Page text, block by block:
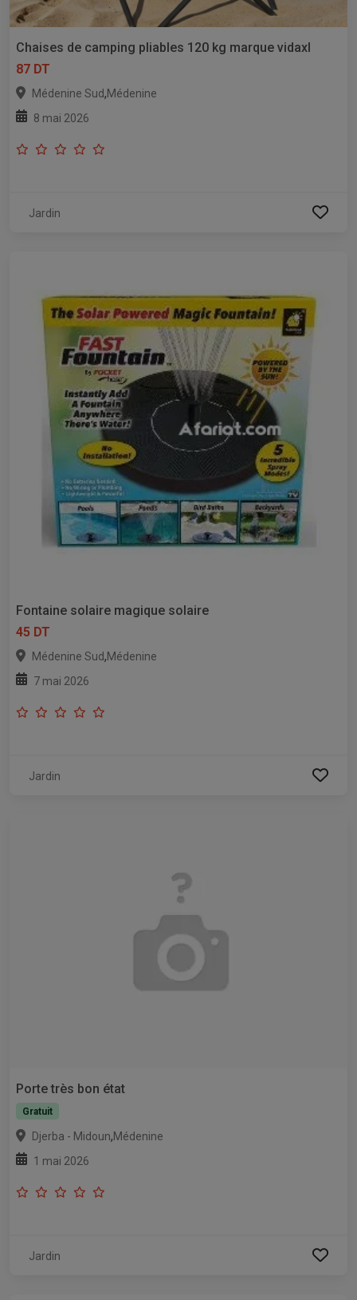
Chaises de camping pliables 120 kg marque vidaxl
87 DT
Médenine Sud,Médenine
8 mai 2026
Jardin
Fontaine solaire magique solaire
45 DT
Médenine Sud,Médenine
7 mai 2026
Jardin
Porte très bon état
Gratuit
Djerba - Midoun,Médenine
1 mai 2026
Jardin